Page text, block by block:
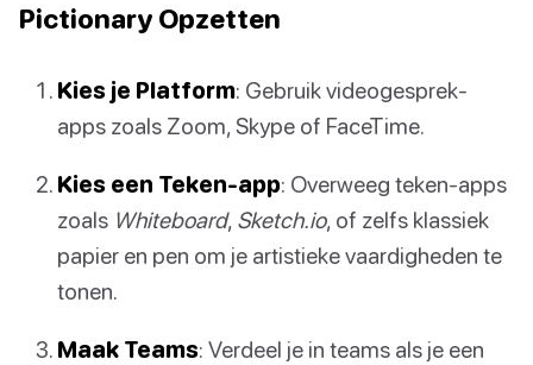
Pictionary Opzetten
Kies je Platform: Gebruik videogesprek-
apps zoals Zoom, Skype of FaceTime.
Kies een Teken-app: Overweeg teken-apps
zoals Whiteboard, Sketch.io, of zelfs klassiek
papier en pen om je artistieke vaardigheden te
tonen.
Maak Teams: Verdeel je in teams als je een